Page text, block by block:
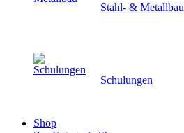
Stahl- & Metallbau
Schulungen
Shop